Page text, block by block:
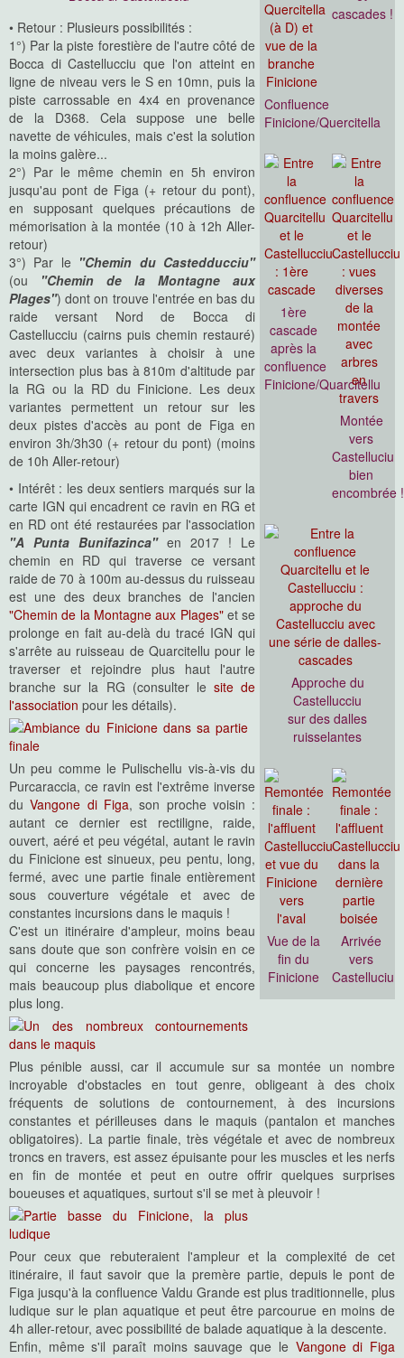
Confluence
Finicione/Quercitella
cascades !
1ère
cascade
après la
confluence
Finicione/Quarcitellu
Montée
vers
Castelluciu
bien
encombrée !
Approche du
Castellucciu
sur des dalles
ruisselantes
Vue de la
fin du
Finicione
Arrivée
vers
Castelluciu
• Retour : Plusieurs possibilités :
1°) Par la piste forestière de l'autre côté de
Bocca di Castellucciu que l'on atteint en
ligne de niveau vers le S en 10mn, puis la
piste carrossable en 4x4 en provenance
de la D368. Cela suppose une belle
navette de véhicules, mais c'est la solution
la moins galère...
2°) Par le même chemin en 5h environ
jusqu'au pont de Figa (+ retour du pont),
en supposant quelques précautions de
mémorisation à la montée (10 à 12h Aller-
retour)
3°) Par le "Chemin du Castedducciu"
(ou "Chemin de la Montagne aux
Plages") dont on trouve l'entrée en bas du
raide versant Nord de Bocca di
Castellucciu (cairns puis chemin restauré)
avec deux variantes à choisir à une
intersection plus bas à 810m d'altitude par
la RG ou la RD du Finicione. Les deux
variantes permettent un retour sur les
deux pistes d'accès au pont de Figa en
environ 3h/3h30 (+ retour du pont) (moins
de 10h Aller-retour)
• Intérêt : les deux sentiers marqués sur la
carte IGN qui encadrent ce ravin en RG et
en RD ont été restaurées par l'association
"A Punta Bunifazinca"en 2017 ! Le
chemin en RD qui traverse ce versant
raide de 70 à 100m au-dessus du ruisseau
est une des deux branches de l'ancien
"Chemin de la Montagne aux Plages"et se
prolonge en fait au-delà du tracé IGN qui
s'arrête au ruisseau de Quarcitellu pour le
traverser et rejoindre plus haut l'autre
branche sur la RG (consulter lesite de
l'association pour les détails).
Un peu comme le Pulischellu vis-à-vis du
Purcaraccia, ce ravin est l'extrême inverse
duVangone di Figa, son proche voisin :
autant ce dernier est rectiligne, raide,
ouvert, aéré et peu végétal, autant le ravin
du Finicione est sinueux, peu pentu, long,
fermé, avec une partie finale entièrement
sous couverture végétale et avec de
constantes incursions dans le maquis !
C'est un itinéraire d'ampleur, moins beau
sans doute que son confrère voisin en ce
qui concerne les paysages rencontrés,
mais beaucoup plus diabolique et encore
plus long.
Plus pénible aussi, car il accumule sur sa montée un nombre
incroyable d'obstacles en tout genre, obligeant à des choix
fréquents de solutions de contournement, à des incursions
constantes et périlleuses dans le maquis (pantalon et manches
obligatoires). La partie finale, très végétale et avec de nombreux
troncs en travers, est assez épuisante pour les muscles et les nerfs
en fin de montée et peut en outre offrir quelques surprises
boueuses et aquatiques, surtout s'il se met à pleuvoir !
Pour ceux que rebuteraient l'ampleur et la complexité de cet
itinéraire, il faut savoir que la premère partie, depuis le pont de
Figa jusqu'à la confluence Valdu Grande est plus traditionnelle, plus
ludique sur le plan aquatique et peut être parcourue en moins de
4h aller-retour, avec possibilité de balade aquatique à la descente.
Enfin, même s'il paraît moins sauvage que le Vangone di Figa